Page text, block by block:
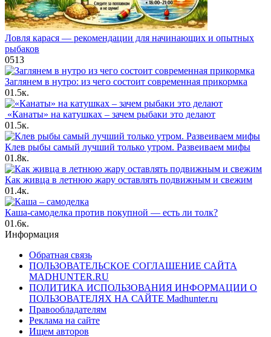
Ловля карася — рекомендации для начинающих и опытных
рыбаков
0513
Заглянем в нутро: из чего состоит современная прикормка
01.5к.
«Канаты» на катушках – зачем рыбаки это делают
01.5к.
Клев рыбы самый лучший только утром. Развеиваем мифы
01.8к.
Как живца в летнюю жару оставлять подвижным и свежим
01.4к.
Каша-самоделка против покупной — есть ли толк?
01.6к.
Информация
Обратная связь
ПОЛЬЗОВАТЕЛЬСКОЕ СОГЛАШЕНИЕ САЙТА
MADHUNTER.RU
ПОЛИТИКА ИСПОЛЬЗОВАНИЯ ИНФОРМАЦИИ О
ПОЛЬЗОВАТЕЛЯХ НА САЙТЕ Madhunter.ru
Правообладателям
Реклама на сайте
Ищем авторов